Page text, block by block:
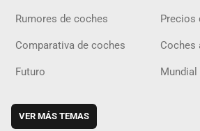
Rumores de coches Precios
Comparativa de coches Coches
Futuro Mundial
VER MÁS TEMAS